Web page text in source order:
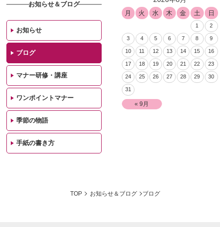
お知らせ＆ブログ
お知らせ
ブログ
マナー研修・講座
ワンポイントマナー
季節の物語
手紙の書き方
月 火 水 木 金 土 日
« 9月
1 2
3 4 5 6 7 8 9
10 11 12 13 14 15 16
17 18 19 20 21 22 23
24 25 26 27 28 29 30
31
TOP お知らせ＆ブログ ブログ